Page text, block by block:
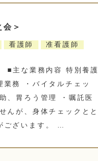
＞
看護師
准看護師
■主な業務内容 特別養護
業務 ・バイタルチェッ
、胃ろう管理 ・嘱託医
んが、身体チェックとと
ございます。 …